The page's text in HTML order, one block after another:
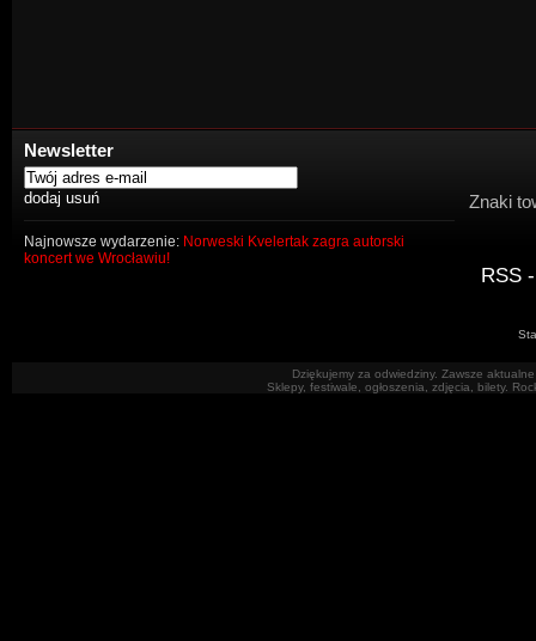
Newsletter
Najnowsze wydarzenie: Norweski Kvelertak zagra autorski
koncert we Wrocławiu!
Znaki
RSS
Dziękujemy za odwiedziny. Zawsze
Sklepy, festiwale, ogłoszenia, zdjęcia, bilety.